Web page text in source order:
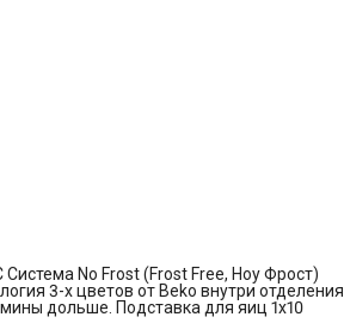
Система No Frost (Frost Free, Ноу Фрост)
3-х цветов от Beko внутри отделения
дольше. Подставка для яиц 1x10